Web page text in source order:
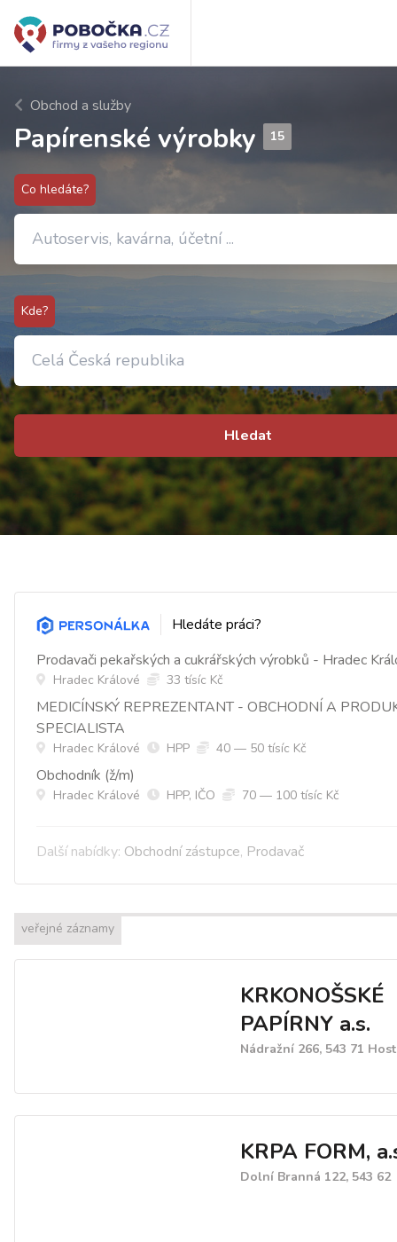
Obchod a služby
Papírenské výrobky 15
Co hledáte?
Kde?
Hledat
Hledáte práci?
Prodavači pekařských a cukrářských výrobků - Hradec
Hradec Králové 33 tísíc Kč
MEDICÍNSKÝ REPREZENTANT - OBCHODNÍ A
SPECIALISTA
Hradec Králové HPP 40 — 50 tísíc Kč
Obchodník (ž/m)
Hradec Králové HPP, IČO 70 — 100 tísíc Kč
Další nabídky: Obchodní zástupce, Prodavač
veřejné záznamy
KRKONOŠSKÉ
PAPÍRNY a.s.
Nádražní 266, 543 71
KRPA FORM,
Dolní Branná 122, 543 62